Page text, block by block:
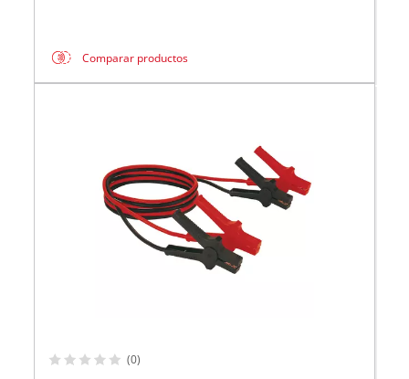
Comparar productos
(0)